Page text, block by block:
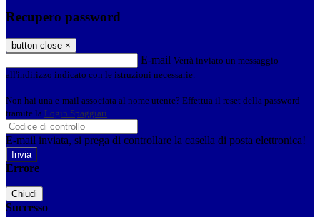
Recupero password
button close ×
E-mail Verrà inviato un messaggio
all'indirizzo indicato con le istruzioni necessarie.
Non hai una e-mail associata al nome utente? Effettua il reset della password
tramite la Login Spaggiari
E-mail inviata, si prega di controllare la casella di posta elettronica!
Errore
Chiudi
Successo